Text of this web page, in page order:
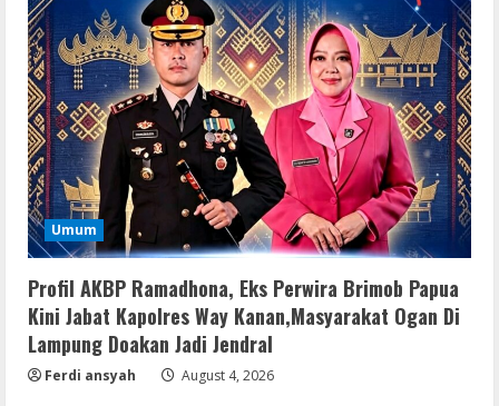
Umum
Profil AKBP Ramadhona, Eks Perwira Brimob Papua
Kini Jabat Kapolres Way Kanan,Masyarakat Ogan Di
Lampung Doakan Jadi Jendral
Ferdi ansyah August 4, 2026
3 August 7, 2026
4
Serialers
Adobe Acrobat Pro 2021 Portable only
[100% Worked] [Windows] 2025
August 7, 2026
5
VL
Office 2021 Home & Student 64 bit ISO
August 7, 2026
Serialers
jv16 PowerTools Free[Activated]